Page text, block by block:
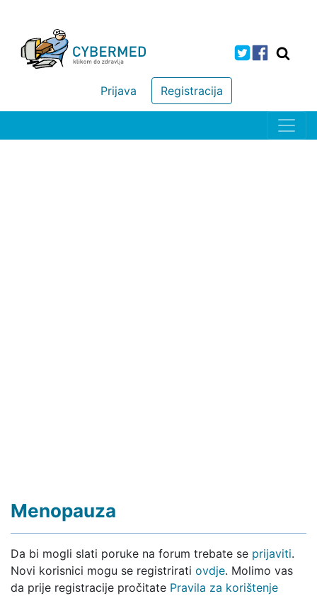
Registracija
Prijava
Menopauza
Da bi mogli slati poruke na forum trebate se prijaviti.
Novi korisnici mogu se registrirati ovdje. Molimo vas
da prije registracije pročitate Pravila za korištenje